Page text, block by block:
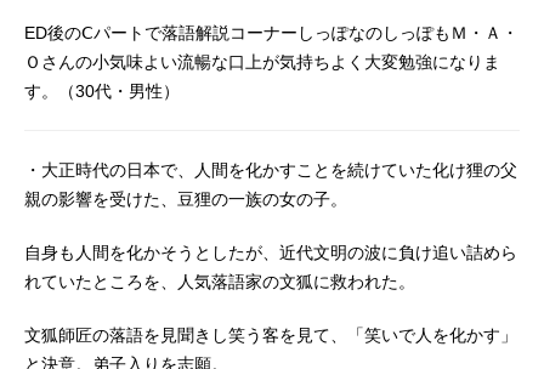
ED後のⅭパートで落語解説コーナーしっぽなのしっぽもＭ・Ａ・
Ｏさんの小気味よい流暢な口上が気持ちよく大変勉強になりま
す。（30代・男性）
・大正時代の日本で、人間を化かすことを続けていた化け狸の父
親の影響を受けた、豆狸の一族の女の子。
自身も人間を化かそうとしたが、近代文明の波に負け追い詰めら
れていたところを、人気落語家の文狐に救われた。
文狐師匠の落語を見聞きし笑う客を見て、「笑いで人を化かす」
と決意。弟子入りを志願。